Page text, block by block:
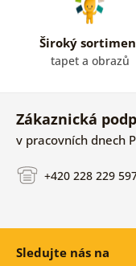
Široký
tapet a obrazů
Zákaznická
v pracovních dnech
+420 228 229
Sledujte nás na